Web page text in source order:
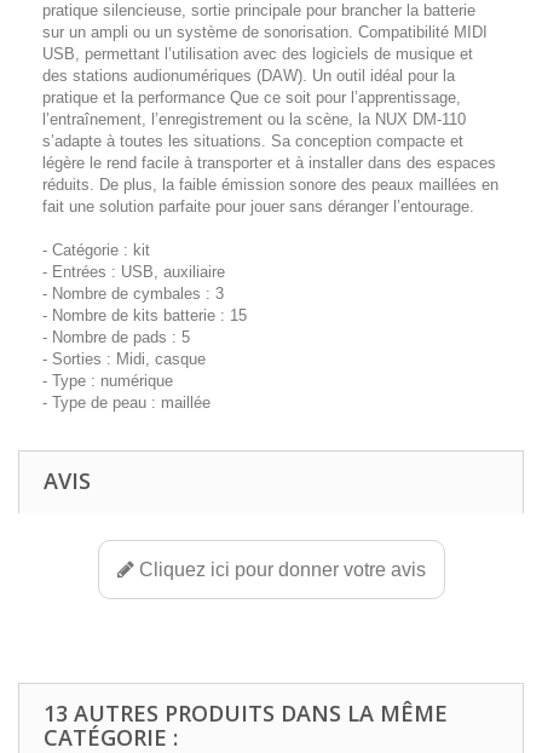
pratique silencieuse, sortie principale pour brancher la batterie
sur un ampli ou un système de sonorisation. Compatibilité MIDI
USB, permettant l’utilisation avec des logiciels de musique et
des stations audionumériques (DAW). Un outil idéal pour la
pratique et la performance Que ce soit pour l’apprentissage,
l’entraînement, l’enregistrement ou la scène, la NUX DM-110
s’adapte à toutes les situations. Sa conception compacte et
légère le rend facile à transporter et à installer dans des espaces
réduits. De plus, la faible émission sonore des peaux maillées en
fait une solution parfaite pour jouer sans déranger l’entourage.
- Catégorie : kit
- Entrées : USB, auxiliaire
- Nombre de cymbales : 3
- Nombre de kits batterie : 15
- Nombre de pads : 5
- Sorties : Midi, casque
- Type : numérique
- Type de peau : maillée
AVIS
Cliquez ici pour donner votre avis
13 AUTRES PRODUITS DANS LA MÊME
CATÉGORIE :